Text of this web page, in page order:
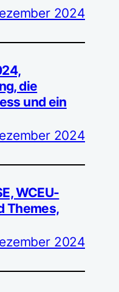
2024
die
und ein
2024
WCEU-
Themes,
2024